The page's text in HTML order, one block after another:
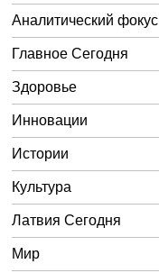
Аналитический фокус
Главное Сегодня
Здоровье
Инновации
Истории
Культура
Латвия Сегодня
Мир